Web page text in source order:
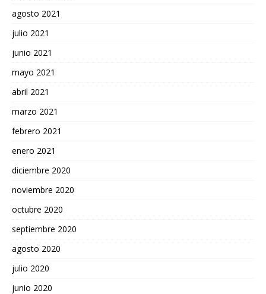
agosto 2021
julio 2021
junio 2021
mayo 2021
abril 2021
marzo 2021
febrero 2021
enero 2021
diciembre 2020
noviembre 2020
octubre 2020
septiembre 2020
agosto 2020
julio 2020
junio 2020